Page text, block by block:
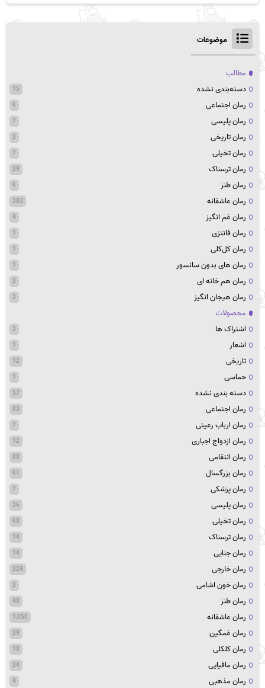
موضوعات
مطالب
دسته‌بندی نشده
15
رمان اجتماعی 6
رمان پلیسی 7
رمان تاریخی 2
رمان تخیلی 7
رمان ترسناک 29
رمان طنز 6
رمان عاشقانه 383
رمان غم انگیز 4
رمان فانتزی 1
رمان کل‌کلی 1
رمان های بدون سانسور 1
رمان هم خانه ای 2
رمان هیجان انگیز 3
محصولات
اشتراک ها
3
اشعار 1
تاریخی 12
حماسی 1
دسته بندی نشده 57
رمان اجتماعی 83
رمان ارباب رعیتی 7
رمان ازدواج اجباری 12
رمان انتقامی 80
رمان بزرگسال 61
رمان پزشکی 7
رمان پلیسی 36
رمان تخیلی 60
رمان ترسناک 14
رمان جنایی 14
رمان خارجی 224
رمان خون اشامی 2
رمان طنز 40
رمان عاشقانه 1,050
رمان غمگین 29
رمان کلکلی 18
رمان مافیایی 24
رمان مذهبی 4